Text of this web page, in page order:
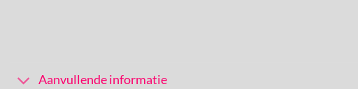
Aanvullende informatie